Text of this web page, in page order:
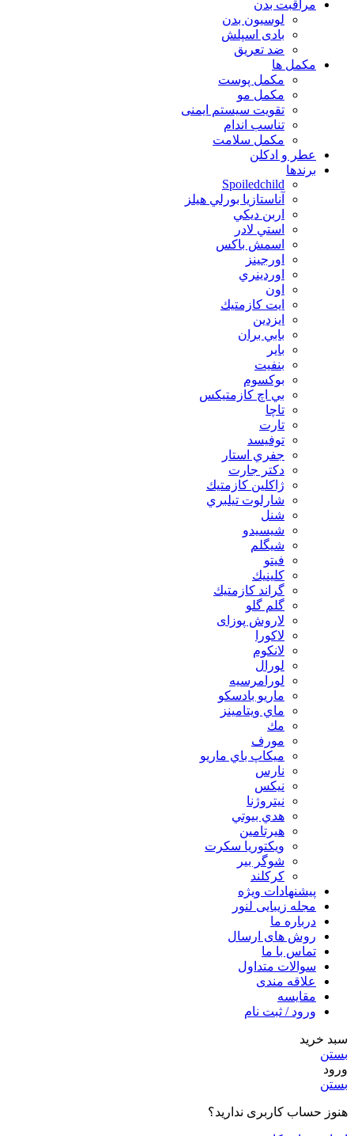
مراقبت بدن
لوسیون بدن
بادی اسپلش
ضد تعریق
مكمل ها
مکمل پوست
مکمل مو
تقویت سیستم ایمنی
تناسب اندام
مکمل سلامت
عطر و ادکلن
برندها
Spoiledchild
آناستازيا بورلي هيلز
اربن ديكي
استي لادر
اسمش باكس
اورجينز
اوردينري
اون
ايت كازمتيك
ايزدين
بابي بران
بایر
بنفيت
بوكسوم
بي اچ كازمتيكس
تاچا
تارت
توفيسد
جفري استار
دكتر جارت
ژاكلين كازمتيك
شارلوت تيلبري
شنل
شيسيدو
شیگلم
فيتو
كلينيك
گراند كازمتيك
گلم گلو
لاروش پوزای
لاكورا
لانكوم
لورال
لورامرسيه
ماريو بادسكو
ماي ويتامينز
مك
مورف
ميكاپ باي ماريو
نارس
نيكس
نیتروژنا
هدي بيوتي
هیرتامین
ویکتوریا سکرت
شوگر بير
کرکلند
پیشنهادات ویژه
مجله زیبایی لنور
درباره ما
روش های ارسال
تماس با ما
سوالات متداول
علاقه مندی
مقایسه
ورود / ثبت نام
سبد خرید
بستن
ورود
بستن
هنوز حساب کاربری ندارید؟